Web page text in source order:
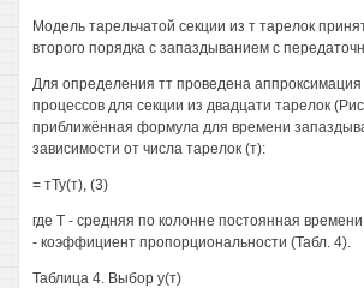
Модель тарельчатой секции из т тарелок
второго порядка с запаздыванием с
Для определения тт проведена
процессов для секции из двадцати тарелок
приближённая формула для времени
зависимости от числа тарелок (т):
= тТу(т), (3)
где Т - средняя по колонне постоянная
- коэффициент пропорциональности (Табл. 4).
Таблица 4. Выбор у(т)